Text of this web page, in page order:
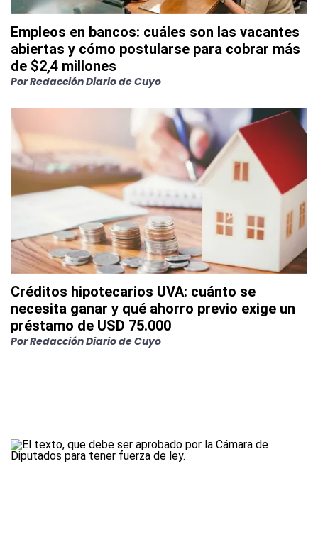
Empleos en bancos: cuáles son las vacantes
abiertas y cómo postularse para cobrar más
de $2,4 millones
PorRedacción Diario de Cuyo
Créditos hipotecarios UVA: cuánto se
necesita ganar y qué ahorro previo exige un
préstamo de USD 75.000
PorRedacción Diario de Cuyo